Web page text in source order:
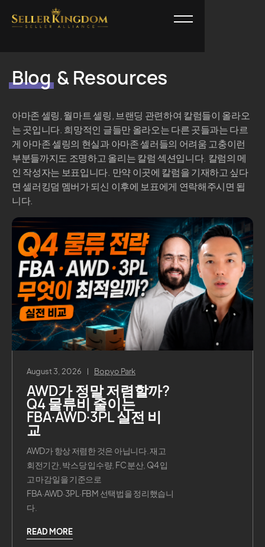
Blog& Resources
아마존 셀링, 월마트 셀링, 브랜딩 관련하여 칼럼들이 올라오
는 곳입니다. 희망적인 글들만 올라오는 다른 곳들과는 다르
게 아마존 셀링의 현실과 아마존 셀러들의 어려움 고충이런
부분들까지도 조명하고 올리는 칼럼 섹션입니다. 칼럼의 메
인 작성자는 보표입니다. 만약 이곳에 칼럼을 기재하고 싶다
면 셀러킹덤 멤버가 되신 이후에 보표에게 연락해주시면 됩
니다.
August 3, 2026 Bopyo Park
AWD가 정말 저렴할까?
Q4 물류비 줄이는
FBA·AWD·3PL 실전 비
교
AWD가 항상 저렴한 것은 아닙니다. 재고
회전기간, 박스당 입수량, FC 분산, Q4 입
고 마감일을 기준으로
FBA·AWD·3PL·FBM 선택법을 정리했습니
다.
READ MORE